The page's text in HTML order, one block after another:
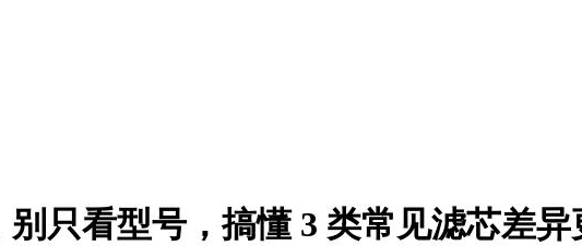
只看型号，搞懂 3 类常见滤芯差异